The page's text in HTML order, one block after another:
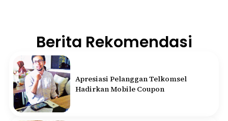
Berita Rekomendasi
Apresiasi Pelanggan Telkomsel
Hadirkan Mobile Coupon